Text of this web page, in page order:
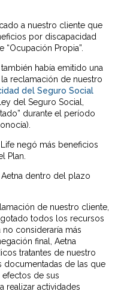
a nuestro cliente que
por discapacidad
“Ocupación Propia”.
había emitido una
reclamación de nuestro
del Seguro Social
del Seguro Social,
durante el período
negó más beneficios
Plan.
dentro del plazo
de nuestro cliente,
todos los recursos
consideraría más
final, Aetna
tratantes de nuestro
documentadas de las que
de sus
realizar actividades